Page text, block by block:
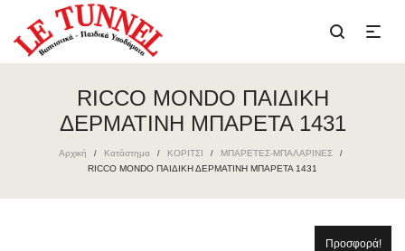
RICCO MONDO ΠΑΙΔΙΚΗ
ΔΕΡΜΑΤΙΝΗ ΜΠΑΡΕΤΑ 1431
Αρχική / Κατάστημα / ΚΟΡΙΤΣΙ / ΜΠΑΡΕΤΕΣ-ΜΠΑΛΑΡΙΝΕΣ /
RICCO MONDO ΠΑΙΔΙΚΗ ΔΕΡΜΑΤΙΝΗ ΜΠΑΡΕΤΑ 1431
Προσφορά!